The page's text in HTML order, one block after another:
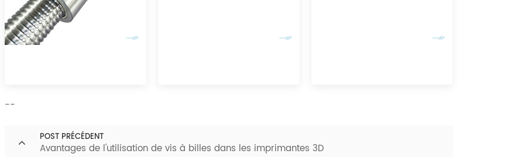
--
POST PRÉCÉDENT
Avantages de l'utilisation de vis à billes dans les imprimantes 3D